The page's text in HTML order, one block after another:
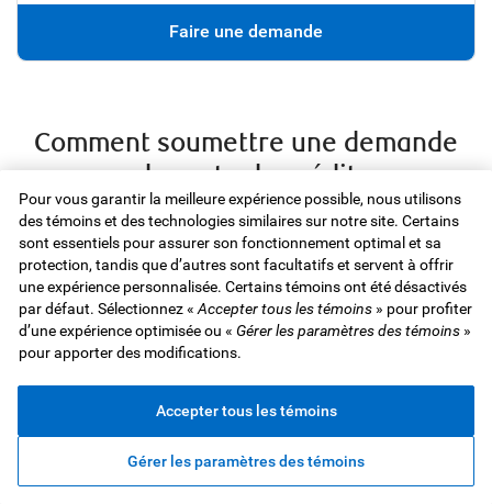
Faire une demande
Comment soumettre une demande
de carte de crédit
Trouvez la carte qui vous convient
Décidez comment vous voulez être récompensé.
Pour vous garantir la meilleure expérience possible, nous utilisons
des témoins et des technologies similaires sur notre site. Certains
sont essentiels pour assurer son fonctionnement optimal et sa
protection, tandis que d’autres sont facultatifs et servent à offrir
une expérience personnalisée. Certains témoins ont été désactivés
par défaut. Sélectionnez « Accepter tous les témoins » pour profiter
d’une expérience optimisée ou « Gérer les paramètres des témoins »
pour apporter des modifications.
Accepter tous les témoins
Gérer les paramètres des témoins